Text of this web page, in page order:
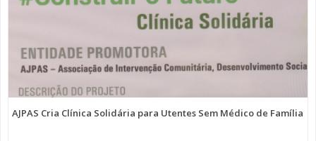
AJPAS Cria Clínica Solidária para Utentes Sem Médico de Família